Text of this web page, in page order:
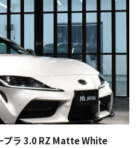
ラ 3.0 RZ Matte White